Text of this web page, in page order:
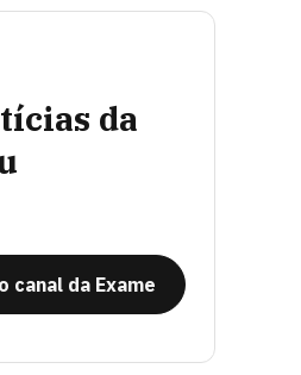
da
canal da Exame